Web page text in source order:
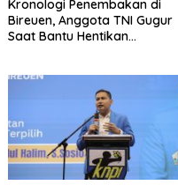
Kronologi Penembakan di
Bireuen, Anggota TNI Gugur
Saat Bantu Hentikan